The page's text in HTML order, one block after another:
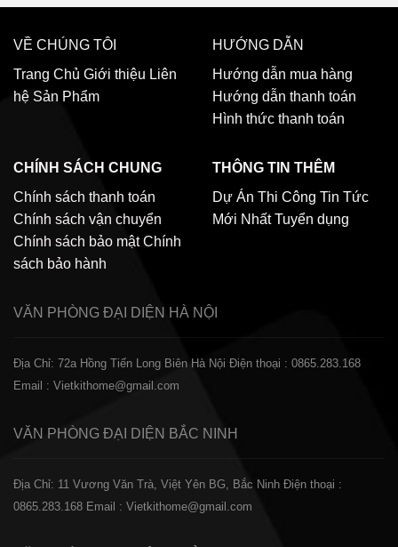
VỀ CHÚNG TÔI
Trang Chủ Giới thiệu Liên
hệ Sản Phẩm
HƯỚNG DẪN
Hướng dẫn mua hàng
Hướng dẫn thanh toán
Hình thức thanh toán
CHÍNH SÁCH CHUNG
Chính sách thanh toán
Chính sách vận chuyển
Chính sách bảo mật Chính
sách bảo hành
THÔNG TIN THÊM
Dự Án Thi Công Tin Tức
Mới Nhất Tuyển dụng
VĂN PHÒNG ĐẠI DIỆN HÀ NỘI
Địa Chỉ: 72a Hồng Tiến Long Biên Hà Nội Điện thoại : 0865.283.168
Email : Vietkithome@gmail.com
VĂN PHÒNG ĐẠI DIỆN BẮC NINH
Địa Chỉ: 11 Vương Văn Trà, Việt Yên BG, Bắc Ninh Điện thoại :
0865.283.168 Email : Vietkithome@gmail.com